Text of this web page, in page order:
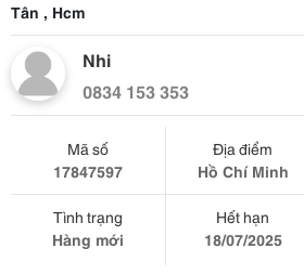
Tân , Hcm
Nhi
0834 153 353
Mã số
17847597
Địa điểm
Hồ Chí Minh
Tình trạng
Hàng mới
Hết hạn
18/07/2025